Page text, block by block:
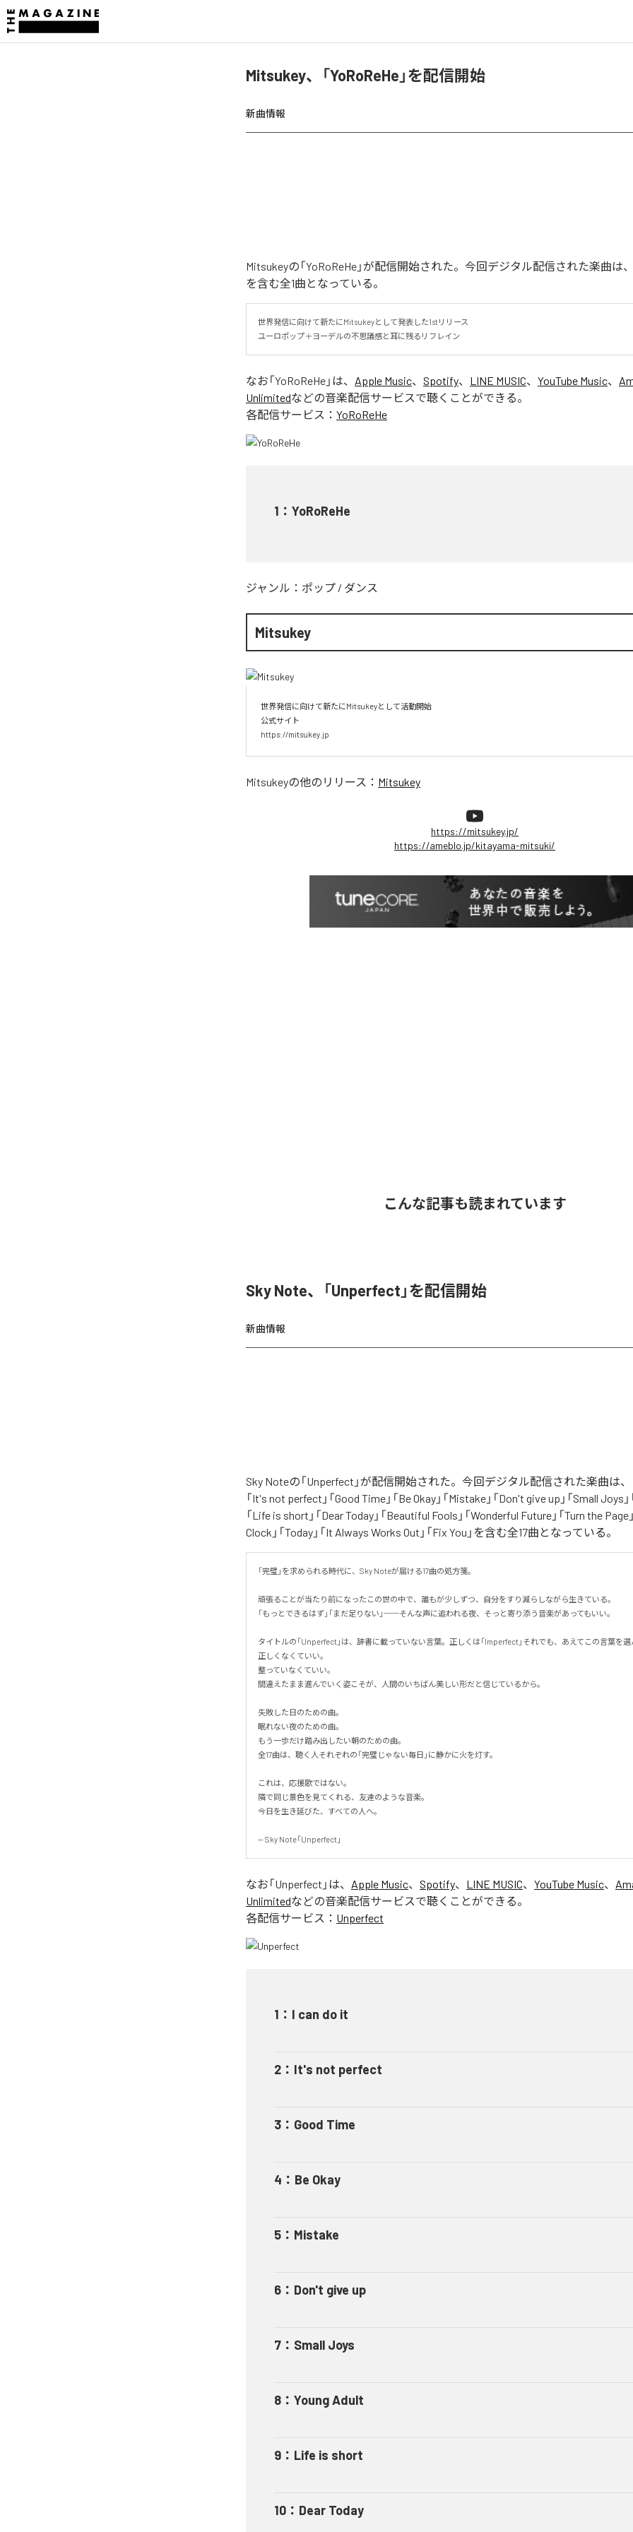
Mitsukey、「YoRoReHe」を配信開始
新曲情報
Mitsukeyの「YoRoReHe」が配信開始された。今回デジタル配信された楽曲は、
を含む全1曲となっている。
世界発信に向けて新たにMitsukeyとして発表した1stリリース
ユーロポップ＋ヨーデルの不思議感と耳に残るリフレイン
なお「YoRoReHe 」は、 Apple Music、 Spotify、 LINE MUSIC、 YouTube Music、
Unlimitedなどの音楽配信サービスで聴くことができる。
各配信サービス： YoRoReHe
1 ： YoRoReHe
ジャンル： ポップ / ダンス
Mitsukey
世界発信に向けて新たにMitsukeyとして活動開始
公式サイト
https://mitsukey.jp
Mitsukeyの他のリリース： Mitsukey
https://mitsukey.jp/
https://ameblo.jp/kitayama-mitsuki/
こんな記事も読まれています
Sky Note、「Unperfect」を配信開始
新曲情報
Sky Noteの「Unperfect」が配信開始された。今回デジタル配信された楽曲は、
「It's not perfect」「Good Time」「Be Okay」「Mistake」「Don't give up」「Small Joys」
「Life is short」「Dear Today」「Beautiful Fools」「Wonderful Future」「Turn the Page
Clock」「Today」「It Always Works Out」「Fix You」を含む全17曲となっている。
「完璧」を求められる時代に、Sky Noteが届ける17曲の処方箋。
頑張ることが当たり前になったこの世の中で、誰もが少しずつ、自分をすり減らしながら生きている。
「もっとできるはず」「まだ足りない」──そんな声に追われる夜、そっと寄り添う音楽があってもいい。
タイトルの「Unperfect」は、辞書に載っていない言葉。正しくは「Imperfect」それでも、あえてこの言葉を選
正しくなくていい。
整っていなくていい。
間違えたまま進んでいく姿こそが、人間のいちばん美しい形だと信じているから。
失敗した日のための曲。
眠れない夜のための曲。
もう一歩だけ踏み出したい朝のための曲。
全17曲は、聴く人それぞれの「完璧じゃない毎日」に静かに火を灯す。
これは、応援歌ではない。
隣で同じ景色を見てくれる、友達のような音楽。
今日を生き延びた、すべての人へ。
-- Sky Note「Unperfect」
なお「Unperfect 」は、 Apple Music、 Spotify、 LINE MUSIC、 YouTube Music、
Unlimitedなどの音楽配信サービスで聴くことができる。
各配信サービス： Unperfect
1 ： I can do it
2 ： It's not perfect
3 ： Good Time
4 ： Be Okay
5 ： Mistake
6 ： Don't give up
7 ： Small Joys
8 ： Young Adult
9 ： Life is short
10 ： Dear Today